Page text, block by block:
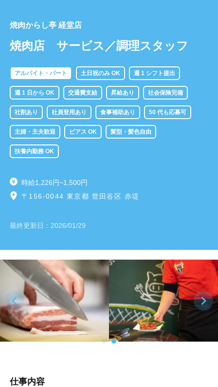
焼肉からし亭 経堂店
焼肉店 サービス／調理スタッフ
アルバイト・パート 土日祝のみ OK 週 1 シフト提出
週 1 日から OK 交通費支給 昇給あり 社会保険完備
社割あり 社員登用あり 食事補助あり 50 代も応募可
主婦・主夫歓迎 ピアス OK 髪型・髪色自由
扶養内勤務 OK
時給1,226円~1,500円
〒156-0044 東京都 世田谷区 赤堤
最終更新日： 2026/01/29
仕事内容